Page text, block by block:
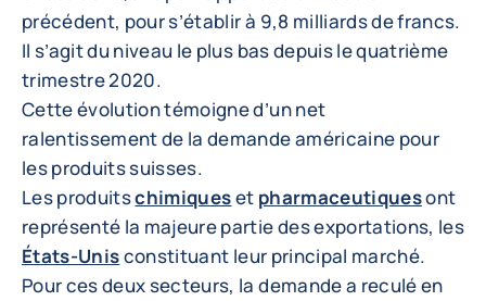
précédent, pour s’établir à 9,8 milliards de francs.
Il s’agit du niveau le plus bas depuis le quatrième
trimestre 2020.
Cette évolution témoigne d’un net
ralentissement de la demande américaine pour
les produits suisses.
Les produitschimiqueset pharmaceutiquesont
représenté la majeure partie des exportations, les
États-Unisconstituant leur principal marché.
Pour ces deux secteurs, la demande a reculé en